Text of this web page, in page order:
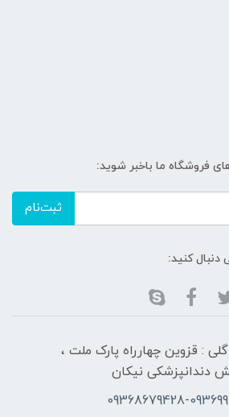
فروشگاه ما باخبر شوید:
ثبت‌نام
دنبال کنید:
: قزوین چهارراه پارک ملت ،
دندانپزشکی نیکان
09368679428-